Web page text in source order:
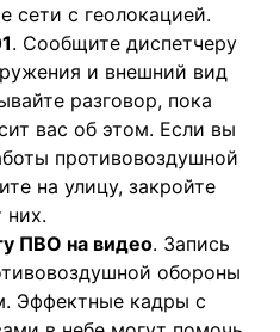
сети с геолокацией.
. Сообщите диспетчеру
и внешний вид
разговор, пока
вас об этом. Если вы
противовоздушной
на улицу, закройте
них.
ПВО на видео. Запись
обороны
Эффектные кадры с